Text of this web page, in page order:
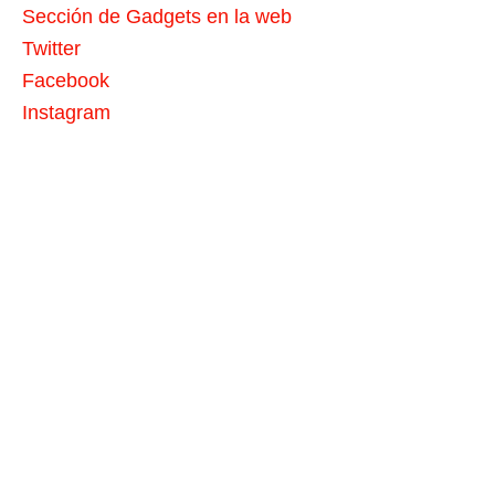
Sección de Gadgets en la web
Twitter
Facebook
Instagram